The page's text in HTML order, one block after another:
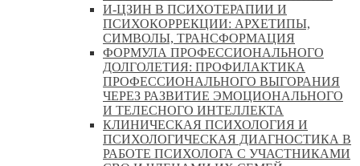
И-ЦЗИН В ПСИХОТЕРАПИИ И
ПСИХОКОРРЕКЦИИ: АРХЕТИПЫ,
СИМВОЛЫ, ТРАНСФОРМАЦИЯ
ФОРМУЛА ПРОФЕССИОНАЛЬНОГО
ДОЛГОЛЕТИЯ: ПРОФИЛАКТИКА
ПРОФЕССИОНАЛЬНОГО ВЫГОРАНИЯ
ЧЕРЕЗ РАЗВИТИЕ ЭМОЦИОНАЛЬНОГО
И ТЕЛЕСНОГО ИНТЕЛЛЕКТА
КЛИНИЧЕСКАЯ ПСИХОЛОГИЯ И
ПСИХОЛОГИЧЕСКАЯ ДИАГНОСТИКА В
РАБОТЕ ПСИХОЛОГА С УЧАСТНИКАМИ